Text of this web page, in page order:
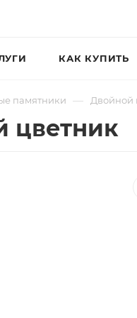
КАК КУПИТЬ
памятники — Двойной
цветник